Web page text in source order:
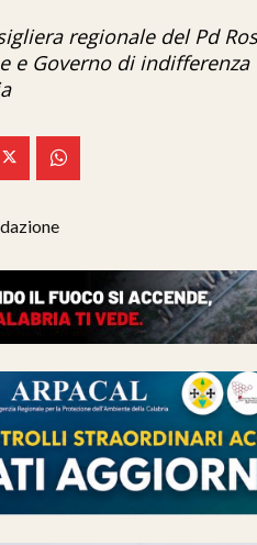
regionale del Pd
e Governo di